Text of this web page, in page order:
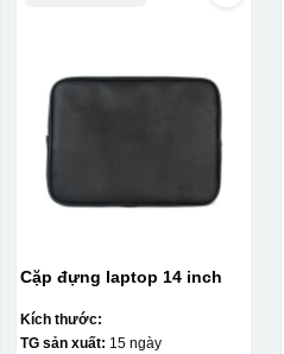
Cặp đựng laptop 14 inch
Kích thước:
TG sản xuất: 15 ngày